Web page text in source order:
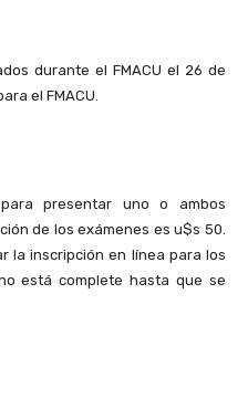
durante el FMACU el 26 de
el FMACU.
presentar uno o ambos
de los exámenes es u$s 50.
la inscripción en línea para los
está complete hasta que se